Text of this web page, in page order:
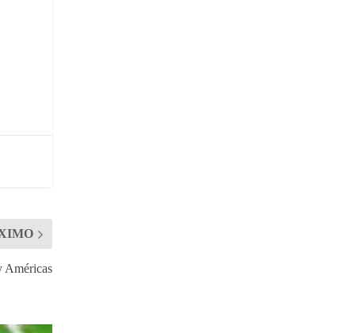
Américas